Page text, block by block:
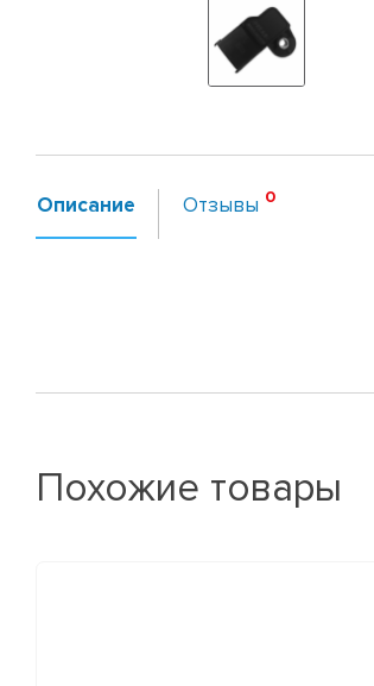
Описание Отзывы
Похожие товары